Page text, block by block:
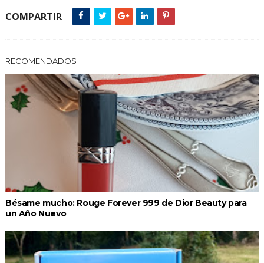
COMPARTIR
RECOMENDADOS
Bésame mucho: Rouge Forever 999 de Dior Beauty para
un Año Nuevo